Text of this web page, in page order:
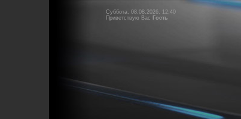
Суббота, 08.08.2026, 12:40
Приветствую Вас Гость